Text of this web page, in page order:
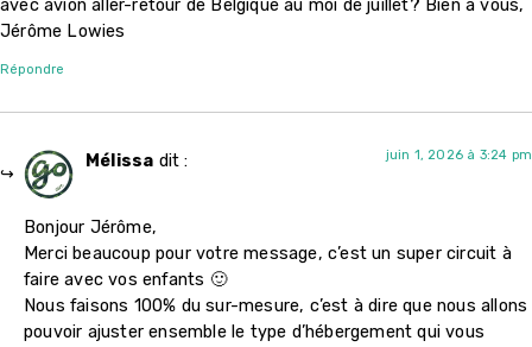
avec avion aller-retour de Belgique au moi de juillet? Bien à vous,
Jérôme Lowies
Répondre
Mélissa dit : juin 1, 2026 à 3:24 pm
Bonjour Jérôme,
Merci beaucoup pour votre message, c’est un super circuit à
faire avec vos enfants 🙂
Nous faisons 100% du sur-mesure, c’est à dire que nous allons
pouvoir ajuster ensemble le type d’hébergement qui vous